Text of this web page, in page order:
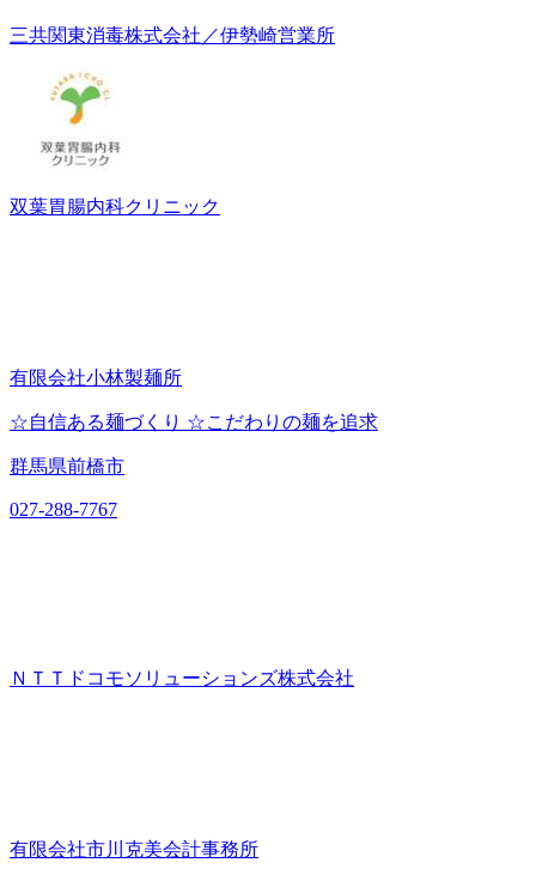
三共関東消毒株式会社／伊勢崎営業所
双葉胃腸内科クリニック
有限会社小林製麺所
☆自信ある麺づくり ☆こだわりの麺を追求
群馬県前橋市
027-288-7767
ＮＴＴドコモソリューションズ株式会社
有限会社市川克美会計事務所